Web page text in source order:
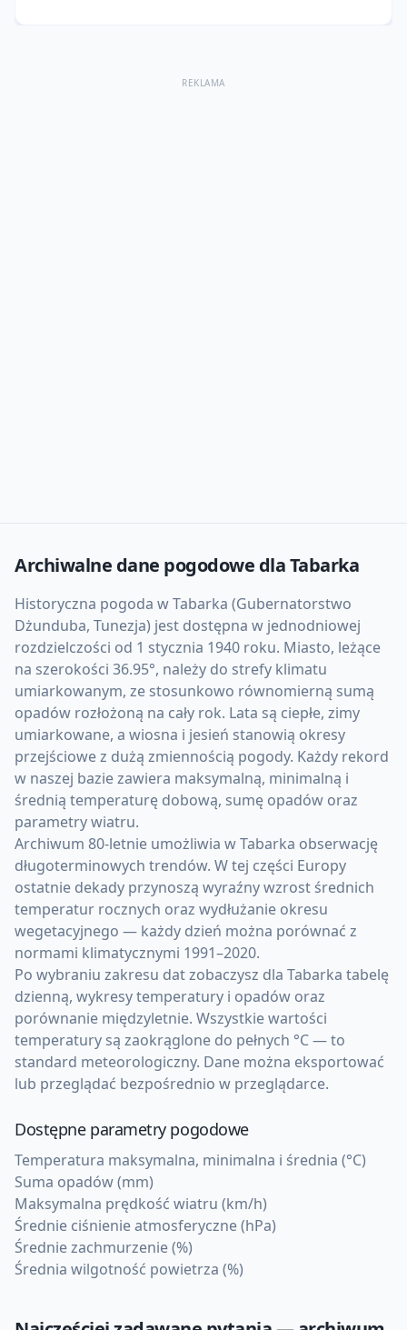
REKLAMA
Archiwalne dane pogodowe dlaTabarka
Historyczna pogoda w Tabarka (Gubernatorstwo
Dżunduba, Tunezja) jest dostępna w jednodniowej
rozdzielczości od 1 stycznia 1940 roku. Miasto, leżące
na szerokości 36.95°, należy do strefy klimatu
umiarkowanym, ze stosunkowo równomierną sumą
opadów rozłożoną na cały rok. Lata są ciepłe, zimy
umiarkowane, a wiosna i jesień stanowią okresy
przejściowe z dużą zmiennością pogody. Każdy rekord
w naszej bazie zawiera maksymalną, minimalną i
średnią temperaturę dobową, sumę opadów oraz
parametry wiatru.
Archiwum 80-letnie umożliwia w Tabarka obserwację
długoterminowych trendów. W tej części Europy
ostatnie dekady przynoszą wyraźny wzrost średnich
temperatur rocznych oraz wydłużanie okresu
wegetacyjnego — każdy dzień można porównać z
normami klimatycznymi 1991–2020.
Po wybraniu zakresu dat zobaczysz dla Tabarka tabelę
dzienną, wykresy temperatury i opadów oraz
porównanie międzyletnie. Wszystkie wartości
temperatury są zaokrąglone do pełnych °C — to
standard meteorologiczny. Dane można eksportować
lub przeglądać bezpośrednio w przeglądarce.
Dostępne parametry pogodowe
Temperatura maksymalna, minimalna i średnia (°C)
Suma opadów (mm)
Maksymalna prędkość wiatru (km/h)
Średnie ciśnienie atmosferyczne (hPa)
Średnie zachmurzenie (%)
Średnia wilgotność powietrza (%)